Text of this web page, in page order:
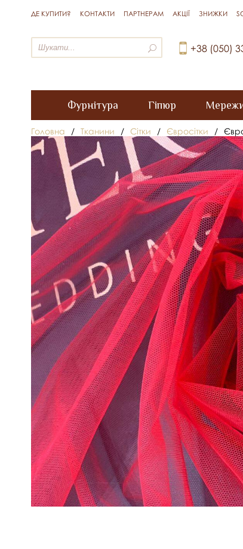
ДЕ КУПИТИ? КОНТАКТИ ПАРТНЕРАМ АКЦІЇ ЗНИЖКИ
+38 (050)
Фурнітура Гіпюр
Головна / Тканини / Сітки / Євросітки /